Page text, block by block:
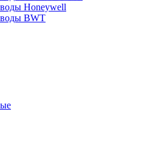
Honeywell
BWT